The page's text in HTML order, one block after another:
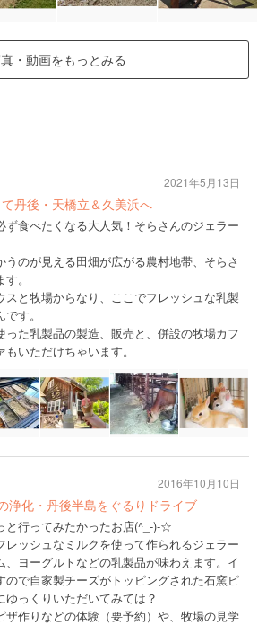
・動画をもっとみる
丹後・天橋立＆久美浜へ
ず食べたくなる大人気！そらさんのジェラー
うのが見える田畑が広がる農村地帯、そらさ
。
スと牧場からなり、ここでフレッシュな乳製
す。
った乳製品の製造、販売と、併設の牧場カフ
いただけちゃいます。
2021年5月13日
浄化・丹後半島をぐるりドライブ
と行ってみたかったお店(^_-)-☆
レッシュなミルクを使って作られるジェラー
、ヨーグルトなどの乳製品が味わえます。イ
ので自家製チーズがトッピングされた石窯ピ
ゆっくりいただいてみては？
ザ作りなどの体験（要予約）や、牧場の見学
2016年10月10日